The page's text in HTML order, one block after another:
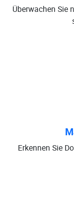
Überwachen Sie
Erkennen Sie